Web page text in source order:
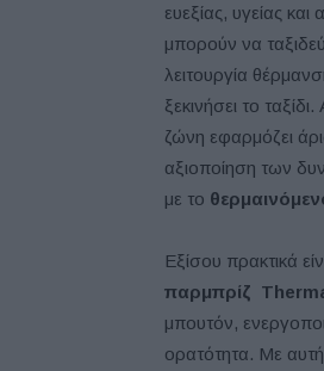
ευεξίας, υγείας
μπορούν να
λειτουργία
ξεκινήσει το
ζώνη εφαρμόζει
αξιοποίηση των
με το
Εξίσου πρακτικά
παρμπρίζ
μπουτόν,
ορατότητα. Με